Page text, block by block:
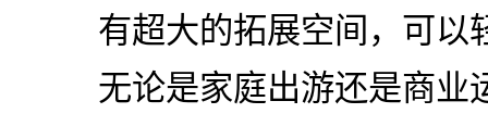
有超大的拓展空间，可以
无论是家庭出游还是商业